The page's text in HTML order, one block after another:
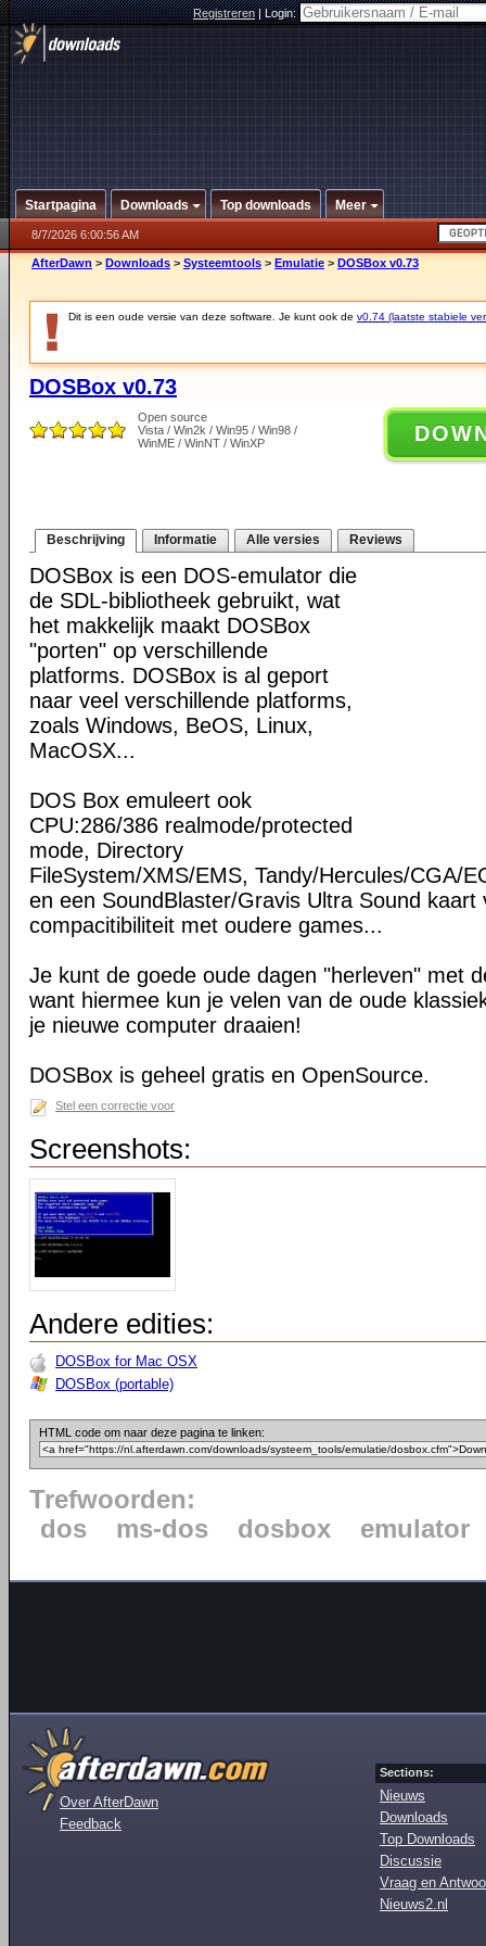
Registreren|Login:
Startpagina Downloads Top downloads Meer
8/7/2026 6:00:56 AM
AfterDawn > Downloads > Systeemtools > Emulatie > DOSBox v0.73
Dit is een oude versie van deze software. Je kunt ook de v0.74 (laatste stabiele
DOSBox v0.73
Open source
Vista / Win2k / Win95 / Win98 /
WinME / WinNT / WinXP
Beschrijving Informatie Alle versies Reviews
DOSBox is een DOS-emulator die
de SDL-bibliotheek gebruikt, wat
het makkelijk maakt DOSBox
"porten" op verschillende
platforms. DOSBox is al geport
naar veel verschillende platforms,
zoals Windows, BeOS, Linux,
MacOSX...
DOS Box emuleert ook
CPU:286/386 realmode/protected
mode, Directory
FileSystem/XMS/EMS, Tandy/Hercules/CGA/
en een SoundBlaster/Gravis Ultra Sound kaart
compacitibiliteit met oudere games...
Je kunt de goede oude dagen "herleven" met
want hiermee kun je velen van de oude
je nieuwe computer draaien!
DOSBox is geheel gratis en OpenSource.
Stel een correctie voor
Screenshots:
Andere edities:
DOSBox for Mac OSX
DOSBox (portable)
HTML code om naar deze pagina te linken:
Trefwoorden:
dos
ms-dos dosbox emulator
Over AfterDawn
Feedback
Sections:
Nieuws
Downloads
Top Downloads
Discussie
Vraag en
Nieuws2.nl